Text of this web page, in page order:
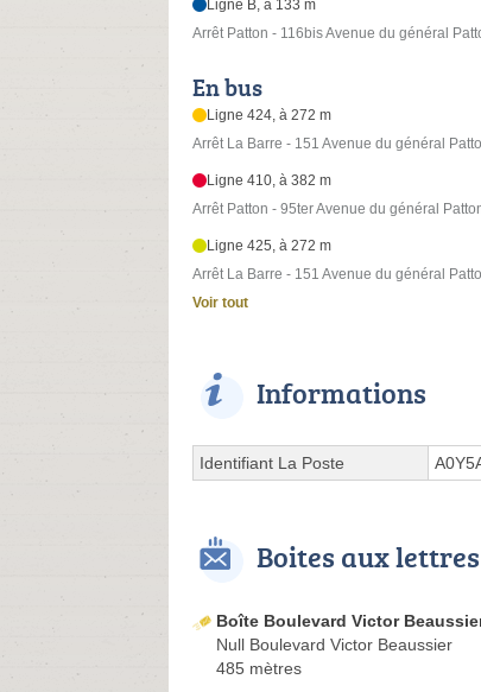
Ligne B, à 133 m
Arrêt Patton - 116bis Avenue du général
En bus
Ligne 424, à 272 m
Arrêt La Barre - 151 Avenue du général
Ligne 410, à 382 m
Arrêt Patton - 95ter Avenue du général
Ligne 425, à 272 m
Arrêt La Barre - 151 Avenue du général
Voir tout
Informations
Identifiant La Poste
Boites aux
Boîte Boulevard Victor
Null Boulevard Victor Beaussier
485 mètres